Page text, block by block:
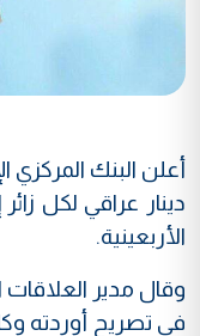
دينار عراقي لكل
الأربعينية.
وقال مدير
في تصريح أوردته